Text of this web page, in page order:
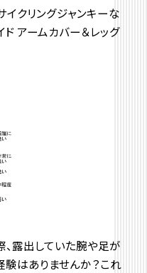
クリングジャンキーな
ド アームカバー＆レッグ
露出していた腕や足が
験はありませんか？これ